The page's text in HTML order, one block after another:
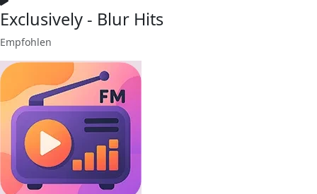
Exclusively - Blur Hits
Empfohlen